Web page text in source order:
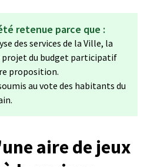
retenue parce que :
des services de la Ville, la
projet du budget participatif
proposition.
au vote des habitants du
aire de jeux